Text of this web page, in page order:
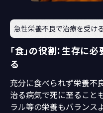
急性栄養不良で治療を受け
「食」の役割：生存に
る
充分に食べられず栄養不
治る病気で死に至ること
ラル等の栄養もバランス